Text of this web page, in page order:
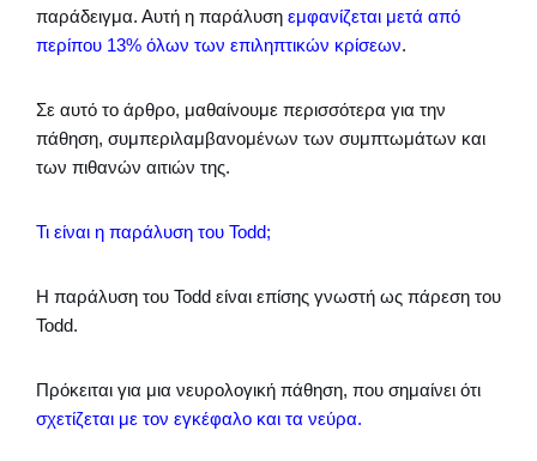
παράδειγμα. Αυτή η παράλυση εμφανίζεται μετά από
περίπου 13% όλων των επιληπτικών κρίσεων.
Σε αυτό το άρθρο, μαθαίνουμε περισσότερα για την
πάθηση, συμπεριλαμβανομένων των συμπτωμάτων και
των πιθανών αιτιών της.
Τι είναι η παράλυση του Todd;
Η παράλυση του Todd είναι επίσης γνωστή ως πάρεση του
Todd.
Πρόκειται για μια νευρολογική πάθηση, που σημαίνει ότι
σχετίζεται με τον εγκέφαλο και τα νεύρα.